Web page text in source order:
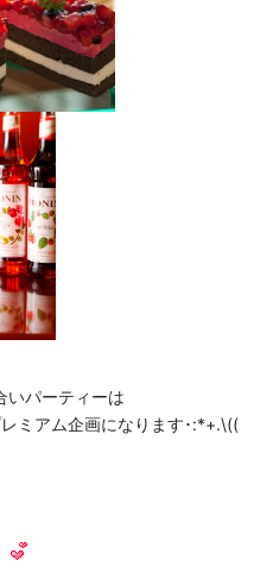
いパーティーは
ミアム企画になります･:*+.\((